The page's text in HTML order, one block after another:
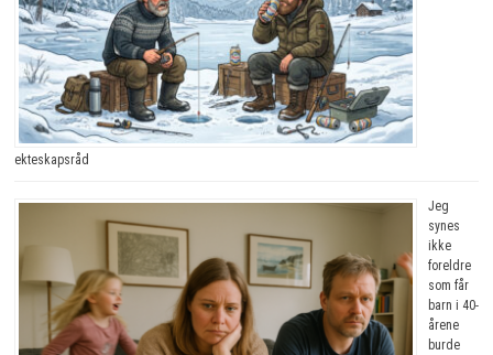
ekteskapsråd
Jeg
synes
ikke
foreldre
som får
barn i 40-
årene
burde